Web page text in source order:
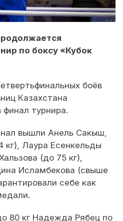
по боксу «Кубок
боёв
Казахстана
турнира.
вышли Анель Сакыш,
кг), Лаура Есенкельды
(до 75 кг),
Исламбекова (свыше
себе как
80 кг Надежда Рябец по